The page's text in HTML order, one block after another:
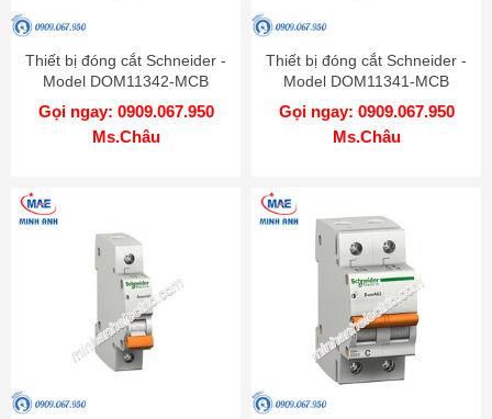
Thiết bị đóng cắt Schneider -
Model DOM11342-MCB
Gọi ngay: 0909.067.950
Ms.Châu
Thiết bị đóng cắt Schneider -
Model DOM11341-MCB
Gọi ngay: 0909.067.950
Ms.Châu